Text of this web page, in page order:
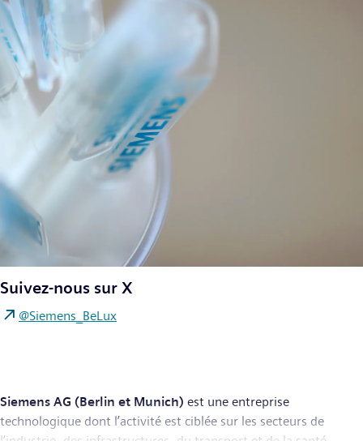
Suivez-nous sur X
@Siemens_BeLux
Siemens AG (Berlin et Munich) est une entreprise
technologique dont l’activité est ciblée sur les secteurs de